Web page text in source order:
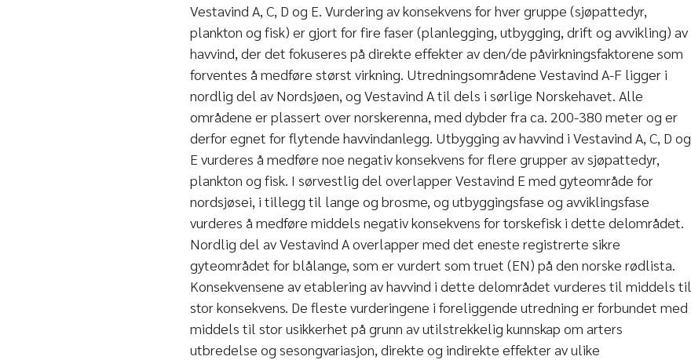
Vestavind A, C, D og E. Vurdering av konsekvens for hver gruppe (sjøpattedyr,
plankton og fisk) er gjort for fire faser (planlegging, utbygging, drift og avvikling) av
havvind, der det fokuseres på direkte effekter av den/de påvirkningsfaktorene som
forventes å medføre størst virkning. Utredningsområdene Vestavind A-F ligger i
nordlig del av Nordsjøen, og Vestavind A til dels i sørlige Norskehavet. Alle
områdene er plassert over norskerenna, med dybder fra ca. 200-380 meter og er
derfor egnet for flytende havvindanlegg. Utbygging av havvind i Vestavind A, C, D og
E vurderes å medføre noe negativ konsekvens for flere grupper av sjøpattedyr,
plankton og fisk. I sørvestlig del overlapper Vestavind E med gyteområde for
nordsjøsei, i tillegg til lange og brosme, og utbyggingsfase og avviklingsfase
vurderes å medføre middels negativ konsekvens for torskefisk i dette delområdet.
Nordlig del av Vestavind A overlapper med det eneste registrerte sikre
gyteområdet for blålange, som er vurdert som truet (EN) på den norske rødlista.
Konsekvensene av etablering av havvind i dette delområdet vurderes til middels til
stor konsekvens. De fleste vurderingene i foreliggende utredning er forbundet med
middels til stor usikkerhet på grunn av utilstrekkelig kunnskap om arters
utbredelse og sesongvariasjon, direkte og indirekte effekter av ulike